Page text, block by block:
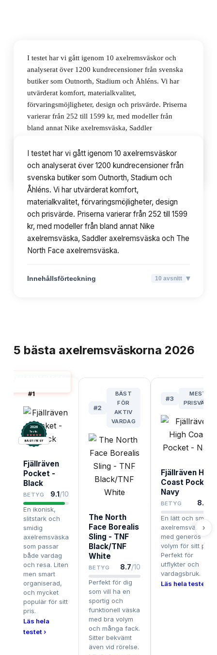
I testet har vi gått igenom 10 axelremsväskor och
analyserat över 1200 kundrecensioner från svenska
butiker som Outnorth, Stadium och Åhléns. Vi har
utvärderat komfort, materialkvalitet,
förvaringsmöjligheter, design och prisvärde. Priserna
varierar från 252 till 1599 kr, med modeller från
bland annat Nike axelremsväska, Saddler
Innehållsförteckning 10avsnitt
I testet har vi gått igenom 10 axelremsväskor
och analyserat över 1200 kundrecensioner från
svenska butiker som Outnorth, Stadium och
Åhléns. Vi har utvärderat komfort,
materialkvalitet, förvaringsmöjligheter, design
och prisvärde. Priserna varierar från 252 till 1599
kr, med modeller från bland annat Nike
axelremsväska, Saddler axelremsväska och The
North Face axelremsväska.
Innehållsförteckning 10 avsnitt ▾
5 bästa axelremsväskorna 2026
#1
2026
Testix.
BÄST I TEST
Fjällräven
Pocket -
Black
BETYG 9.1/10
En ikonisk,
slitstark och
smidig
axelremsväska
som passar
både vardag
och resa. Liten
men smart
organiserad,
och mycket
populär för sitt
pris.
Läs hela
testet ›
#2
BÄST
FÖR
AKTIV
VARDAG
The North
Face Borealis
Sling - TNF
Black/TNF
White
BETYG 8.7/10
Perfekt för dig
som vill ha en
sportig och
funktionell väska
med bra volym
och många fack.
Sitter bekvämt
även vid rörelse.
#3
MEST
PRISVÄRD
Fjällräven High
Coast Pocket -
Navy
BETYG 8.5
En lätt och smidig
axelremsväska
med generös
volym för sitt pris.
Perfekt för
utflykter och
vardagsbruk.
Läs hela testet ›
›